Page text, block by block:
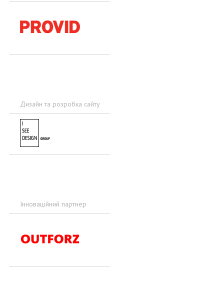
Дизайн та розробка сайту
Інноваційний партнер